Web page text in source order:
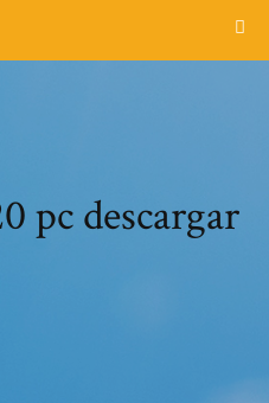
pc descargar